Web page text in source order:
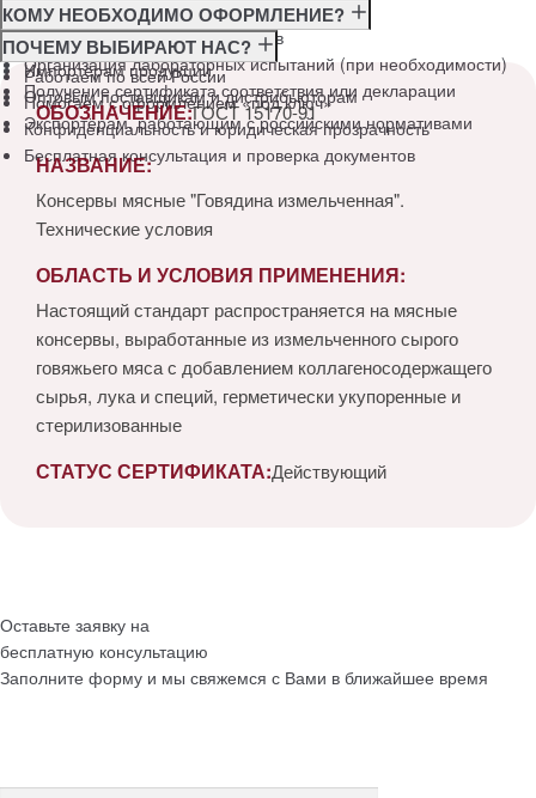
Консультация по требованиям ГОСТ
Подготовка и подача документов
Организация лабораторных испытаний (при необходимости)
Получение сертификата соответствия или декларации
КОМУ НЕОБХОДИМО ОФОРМЛЕНИЕ?
Производителям
Импортёрам продукции
Оптовым поставщикам и дистрибьюторам
Экспортёрам, работающим с российскими нормативами
ПОЧЕМУ ВЫБИРАЮТ НАС?
Работаем по всей России
Помогаем с оформлением «под ключ»
Конфиденциальность и юридическая прозрачность
Бесплатная консультация и проверка документов
ОБОЗНАЧЕНИЕ:ГОСТ 15170-91
НАЗВАНИЕ:
Консервы мясные "Говядина измельченная".
Технические условия
ОБЛАСТЬ И УСЛОВИЯ ПРИМЕНЕНИЯ:
Настоящий стандарт распространяется на мясные
консервы, выработанные из измельченного сырого
говяжьего мяса с добавлением коллагеносодержащего
сырья, лука и специй, герметически укупоренные и
стерилизованные
СТАТУС СЕРТИФИКАТА:Действующий
Оставьте заявку на
бесплатную консультацию
Заполните форму и мы свяжемся с Вами в ближайшее время